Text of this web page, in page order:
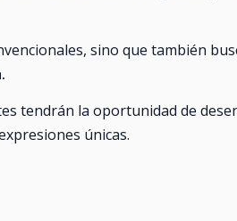
sino que también
tendrán la oportunidad de
únicas.